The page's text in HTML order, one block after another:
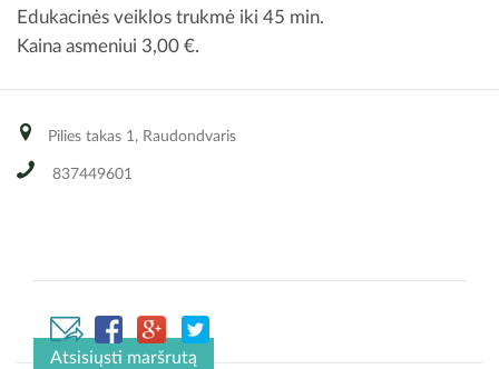
Edukacinės veiklos trukmė iki 45 min.
Kaina asmeniui 3,00 €.
Pilies takas 1, Raudondvaris
837449601
Atsisiųsti maršrutą